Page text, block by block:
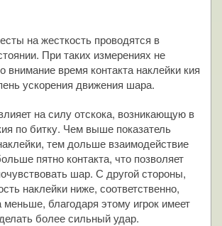
на жесткость проводятся в
При таких измерениях не
внимание время контакта наклейки кия
ускорения движения шара.
на силу отскока, возникающую в
по битку. Чем выше показатель
тем дольше взаимодействие
пятно контакта, что позволяет
шар. С другой стороны,
наклейки ниже, соответственно,
меньше, благодаря этому игрок имеет
более сильный удар.